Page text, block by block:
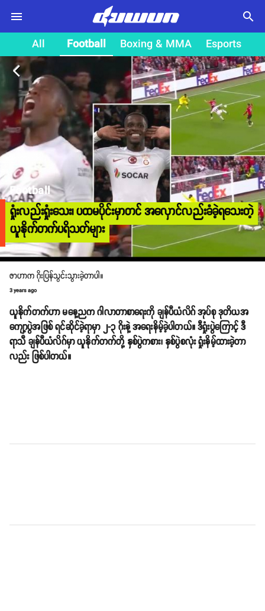
search
All Football Boxing & MMA Esports
arrow_back_ios
Football
ရှုံးလည်းရှုံးသေး၊ ပထမပိုင်းမှာတင် အလှောင်လည်းခံခဲ့ရသေးတဲ့
ယူနိုက်တက်ပရိသတ်များ
ဇာဟာက ဂိုးပြန်သွင်းသွားခဲ့တာပါ။
3 years ago
ယူနိုက်တက်ဟာ မနေ့ညက ဂါလာတာစာရေးကို ချန်ပီယံလိဂ် အုပ်စု ဒုတိယအ
ကျော့ပွဲအဖြစ် ရင်ဆိုင်ခဲ့ရာမှာ ၂-၃ ဂိုးနဲ့ အရေးနိမ့်ခဲ့ပါတယ်။ ဒီရှုံးပွဲကြောင့် ဒီ
ရာသီ ချန်ပီယံလိဂ်မှာ ယူနိုက်တက်တို့ နှစ်ပွဲကစား၊ နှစ်ပွဲစလုံး ရှုံးနိမ့်ထားခဲ့တာ
လည်း ဖြစ်ပါတယ်။